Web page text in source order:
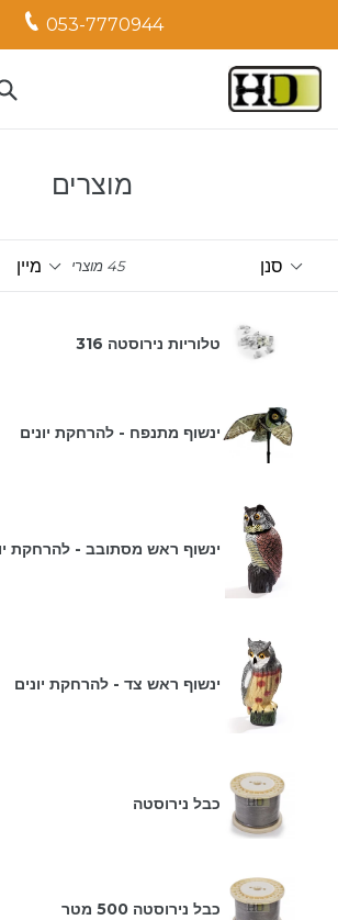
053-7770944
מוצרים
45 מוצרים
טלוריות נירוסטה 316
ינשוף מתנפח - להרחקת יונים
ינשוף ראש מסתובב - להרחקת
ינשוף ראש צד - להרחקת יונים
כבל נירוסטה
כבל נירוסטה 500 מטר